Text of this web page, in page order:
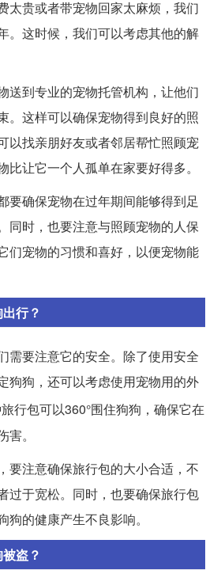
太贵或者带宠物回家太麻烦，我们
。这时候，我们可以考虑其他的解
送到专业的宠物托管机构，让他们
。这样可以确保宠物得到良好的照
以找亲朋好友或者邻居帮忙照顾宠
比让它一个人孤单在家要好得多。
要确保宠物在过年期间能够得到足
同时，也要注意与照顾宠物的人保
们宠物的习惯和喜好，以便宠物能
行？
需要注意它的安全。除了使用安全
狗狗，还可以考虑使用宠物用的外
行包可以360°围住狗狗，确保它在
。
要注意确保旅行包的大小合适，不
过于宽松。同时，也要确保旅行包
的健康产生不良影响。
盗？